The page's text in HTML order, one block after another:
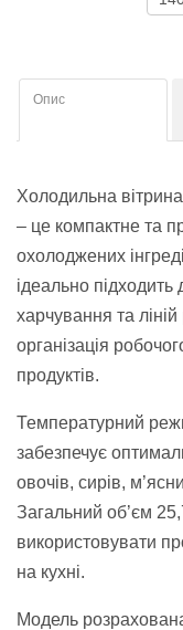
Опис
Холодильна
– це компактне та
охолоджених
ідеально підходить
харчування та
організація
продуктів.
Температурний
забезпечує
овочів, сирів,
Загальний об’єм
використовувати
на кухні.
Модель